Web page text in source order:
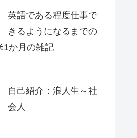
英語である程度仕事で
きるようになるまでの
1か月の雑記
自己紹介：浪人生～社
会人